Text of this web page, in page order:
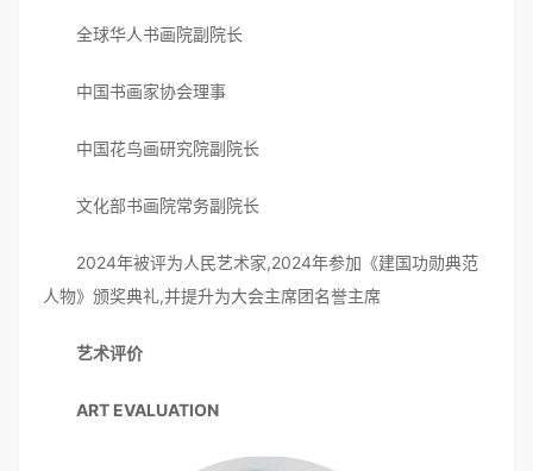
全球华人书画院副院长
中国书画家协会理事
中国花鸟画研究院副院长
文化部书画院常务副院长
2024年被评为人民艺术家,2024年参加《建国功勋典范
人物》颁奖典礼,并提升为大会主席团名誉主席
艺术评价
ART EVALUATION